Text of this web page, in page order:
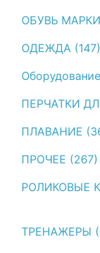
ОБУВЬ
ОДЕЖДА (147)
ПЕРЧАТКИ
ПЛАВАНИЕ
ПРОЧЕЕ (267)
РОЛИКОВЫЕ
ТРЕНАЖЕРЫ